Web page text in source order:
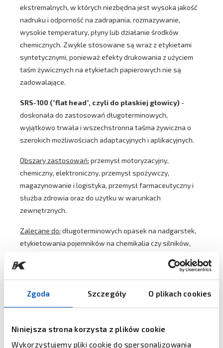
Zgoda Szczegóły O plikach cookies
Niniejsza strona korzysta z plików cookie
Wykorzystujemy pliki cookie do spersonalizowania
ekstremalnych, w których niezbędna jest wysoka jakość
nadruku i odporność na zadrapania, rozmazywanie,
wysokie temperatury, płyny lub działanie środków
chemicznych. Zwykle stosowane są wraz z etykietami
syntetycznymi, ponieważ efekty drukowania z użyciem
taśm żywicznych na etykietach papierowych nie są
zadowalające.
SRS-100 ("flat head", czyli do płaskiej głowicy) -
doskonała do zastosowań długoterminowych,
wyjątkowo trwała i wszechstronna taśma żywiczna o
szerokich możliwościach adaptacyjnych i aplikacyjnych.
Obszary zastosowań: przemysł motoryzacyjny,
chemiczny, elektroniczny, przemysł spożywczy,
magazynowanie i logistyka, przemysł farmaceutyczny i
służba zdrowia oraz do użytku w warunkach
zewnętrznych.
Zalecane do: długoterminowych opasek na nadgarstek,
etykietowania pojemników na chemikalia czy silników,
elastycznych opakowań.
dostępnych poniżej.